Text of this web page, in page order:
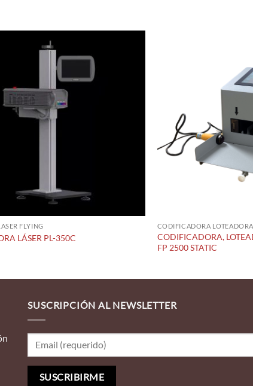
FLYING
LÁSER PL-350C
CODIFICADORA
CODIFICADORA,
FP 2500 STATIC
SUSCRIPCIÓN AL NEWSLETTER